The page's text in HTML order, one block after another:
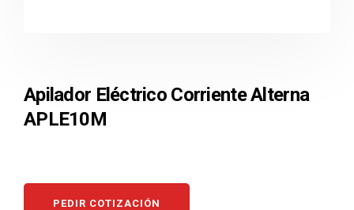
Apilador Eléctrico Corriente Alterna
APLE10M
PEDIR COTIZACIÓN